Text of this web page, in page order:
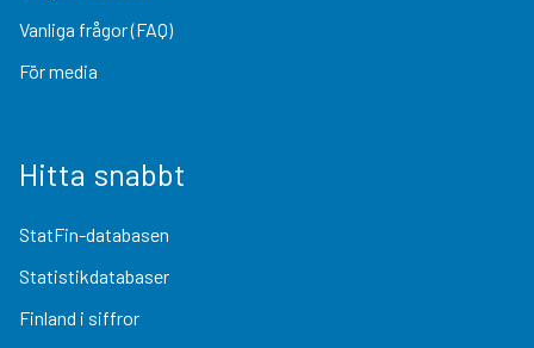
Vanliga frågor (FAQ)
För media
Hitta snabbt
StatFin-databasen
Statistikdatabaser
Finland i siffror